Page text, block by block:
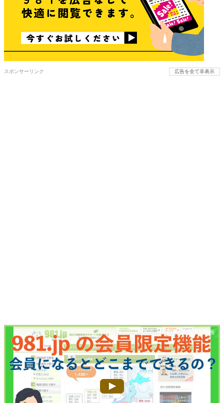
スポンサーリンク 広告を全て非表示